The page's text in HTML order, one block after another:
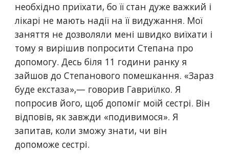
необхідно приїхати, бо її стан дуже важкий і
лікарі не мають надії на її видужання. Мої
заняття не дозволяли мені швидко виїхати і
тому я вирішив попросити Степана про
допомогу. Десь біля 11 години ранку я
зайшов до Степанового помешкання. «Зараз
буде екстаза»,— говорив Гавриїлко. Я
попросив його, щоб допоміг моїй сестрі. Він
відповів, як завжди «подивимося». Я
запитав, коли зможу знати, чи він
допоможе сестрі.